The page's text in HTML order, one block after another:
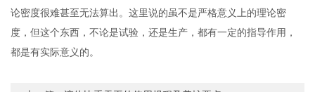
论密度很难甚至无法算出。这里说的虽不是严格意义上的理论密
度，但这个东西，不论是试验，还是生产，都有一定的指导作用，
都是有实际意义的。